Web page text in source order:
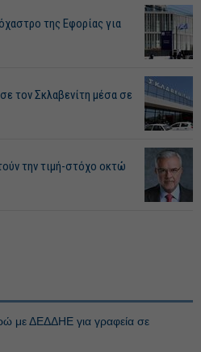
της Εφορίας για
τον Σκλαβενίτη μέσα σε
την τιμή-στόχο οκτώ
με ΔΕΔΔΗΕ για γραφεία σε